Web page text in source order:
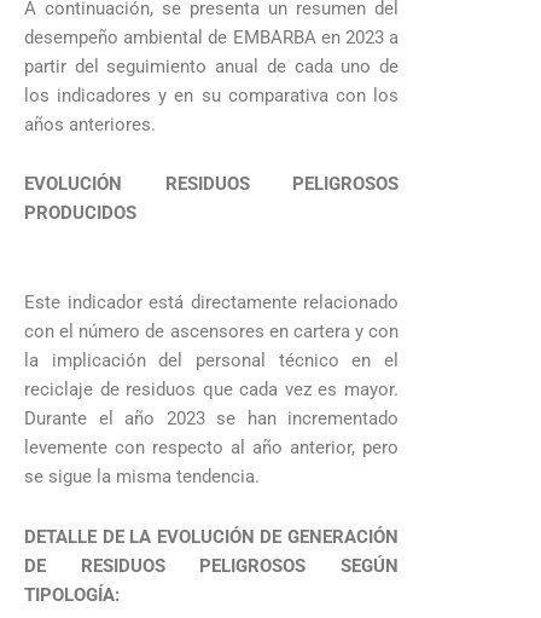
A continuación, se presenta un resumen del
desempeño ambiental de EMBARBA en 2023 a
partir del seguimiento anual de cada uno de
los indicadores y en su comparativa con los
años anteriores.
EVOLUCIÓN RESIDUOS PELIGROSOS
PRODUCIDOS
Este indicador está directamente relacionado
con el número de ascensores en cartera y con
la implicación del personal técnico en el
reciclaje de residuos que cada vez es mayor.
Durante el año 2023 se han incrementado
levemente con respecto al año anterior, pero
se sigue la misma tendencia.
DETALLE DE LA EVOLUCIÓN DE GENERACIÓN
DE RESIDUOS PELIGROSOS SEGÚN
TIPOLOGÍA: